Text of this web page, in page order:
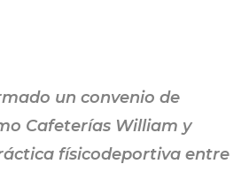
un convenio de
Cafeterías William y
físicodeportiva entre